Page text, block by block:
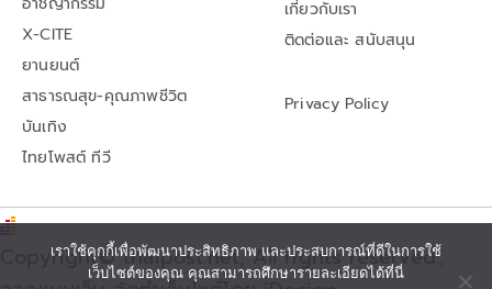
X-CITE
ยานยนต์
สาธารณสุข-คุณภาพชีวิต
บันเทิง
ไทยโพสต์ ทีวี
เกี่ยวกับเรา
ติดต่อและ สนับสนุน
Privacy Policy
Copyright© thaipost.net, All rights reserved.,
เราใช้คุกกี้เพื่อพัฒนาประสิทธิภาพ และประสบการณ์ที่ดีในการใช้
เว็บไซต์ของคุณ คุณสามารถศึกษารายละเอียดได้ที่นี่